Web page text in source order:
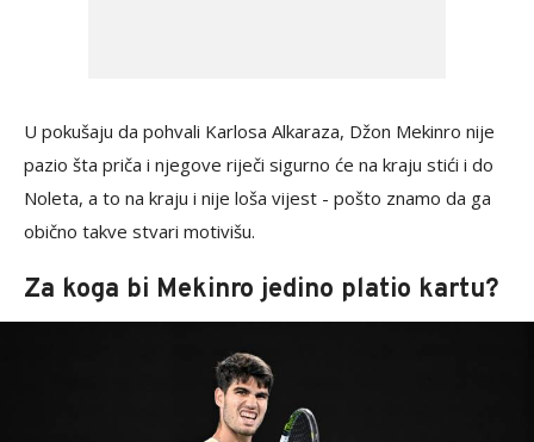
U pokušaju da pohvali Karlosa Alkaraza, Džon Mekinro nije
pazio šta priča i njegove riječi sigurno će na kraju stići i do
Noleta, a to na kraju i nije loša vijest - pošto znamo da ga
obično takve stvari motivišu.
Za koga bi Mekinro jedino platio kartu?